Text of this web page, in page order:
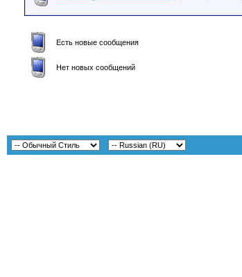
Есть новые сообщения
Нет новых сообщений